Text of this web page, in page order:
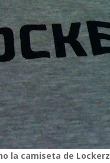
la camiseta de Lockerz